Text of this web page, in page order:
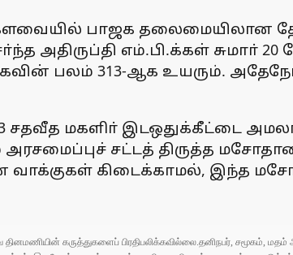
பாஜக தலைமையிலான
அதிருப்தி எம்.பி.க்கள் சுமாா் 20
பலம் 313-ஆக உயரும்.
சதவீத மகளிா் இடஒதுக்கீட்டை
சட்டத் திருத்த
கிடைக்காமல், இந்த
தினமணியின் கருத்துகளைப் பிரதிபலிக்கவில்லை.தனிநபர், சமூகம்,